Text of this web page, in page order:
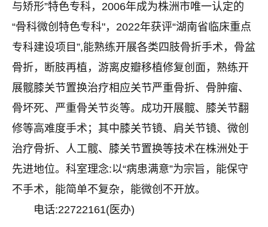
与矫形”特色专科，2006年成为株洲市唯一认定的
“骨科微创特色专科"，2022年获评“湖南省临床重点
专科建设项目”,能熟练开展各类四肢骨折手术，骨盆
骨折，断肢再植，游离皮瓣移植修复创面，熟练开
展髋膝关节置换治疗相应关节严重骨折、骨肿瘤、
骨坏死、严重骨关节炎等。成功开展髋、膝关节翻
修等高难度手术；其中膝关节镜、肩关节镜、微创
治疗骨折、人工髋、膝关节置换等技术在株洲处于
先进地位。科室理念:以“病患满意”为宗旨，能保守
不手术，能简单不复杂，能微创不开放。
电话:22722161(医办)